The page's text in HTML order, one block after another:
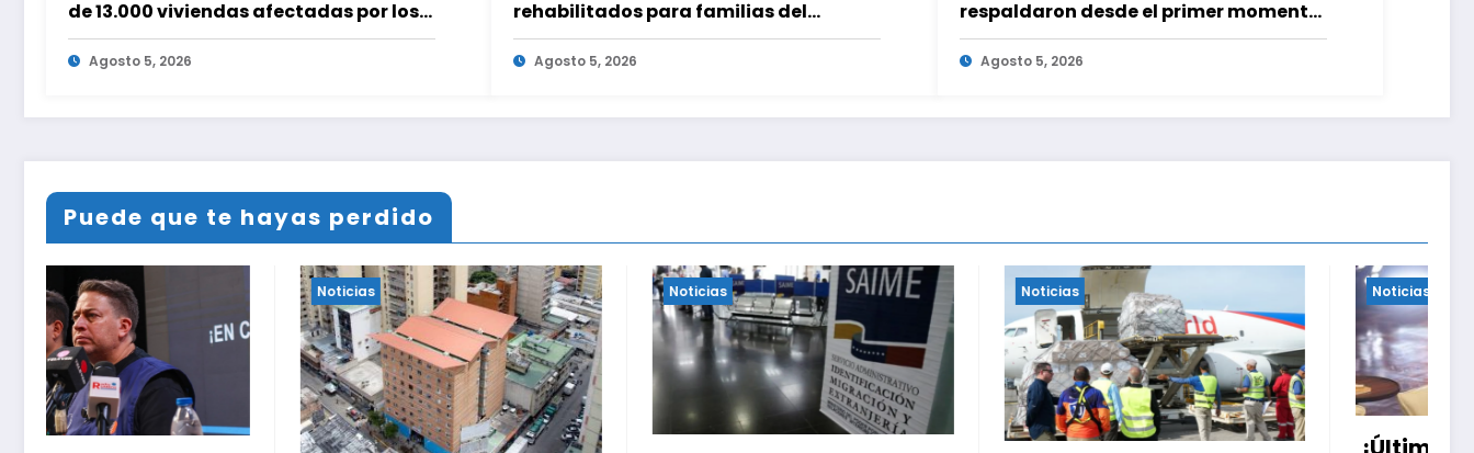
de 13.000 viviendas afectadas por los
terremotos
Agosto 5, 2026
rehabilitados para familias del
urbanismo Ana Victoria en La Guaira
Agosto 5, 2026
respaldaron desde el primer momento
tras terremotos del 24J
Agosto 5, 2026
Puede que te hayas perdido
Noticias Noticias Noticias Noticias